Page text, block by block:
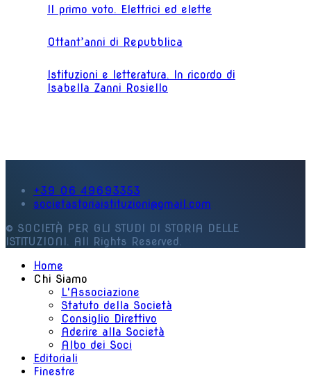
Il primo voto. Elettrici ed elette
Ottant’anni di Repubblica
Istituzioni e letteratura. In ricordo di
Isabella Zanni Rosiello
+39 06 49693353
societastoriaistituzioni@gmail.com
© SOCIETÀ PER GLI STUDI DI STORIA DELLE
ISTITUZIONI. All Rights Reserved.
Home
Chi Siamo
L'Associazione
Statuto della Società
Consiglio Direttivo
Aderire alla Società
Albo dei Soci
Editoriali
Finestre